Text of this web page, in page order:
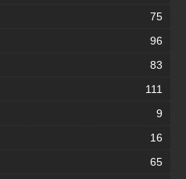
75
96
83
111
9
16
65